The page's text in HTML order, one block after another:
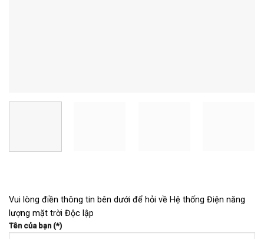
Vui lòng điền thông tin bên dưới để hỏi về Hệ thống Điện năng
lượng mặt trời Độc lập
Tên của bạn (*)